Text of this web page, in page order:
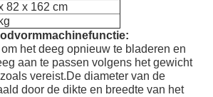
82 x 162 cm
:
het deeg opnieuw te bladeren en
aan te passen volgens het gewicht
vereist.De diameter van de
door de dikte en breedte van het